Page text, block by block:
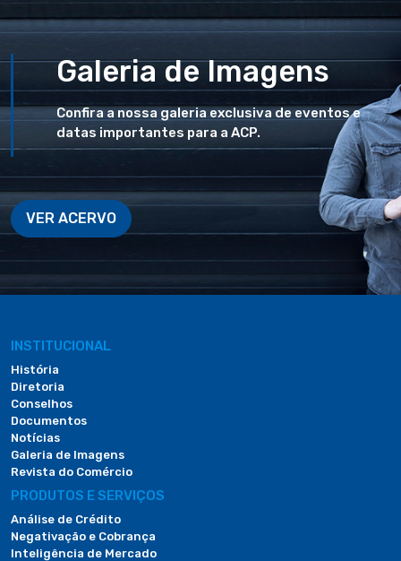
Galeria de Imagens
Confira a nossa galeria exclusiva de eventos e
datas importantes para a ACP.
VER ACERVO
INSTITUCIONAL
História
Diretoria
Conselhos
Documentos
Notícias
Galeria de Imagens
Revista do Comércio
PRODUTOS E SERVIÇOS
Análise de Crédito
Negativação e Cobrança
Inteligência de Mercado